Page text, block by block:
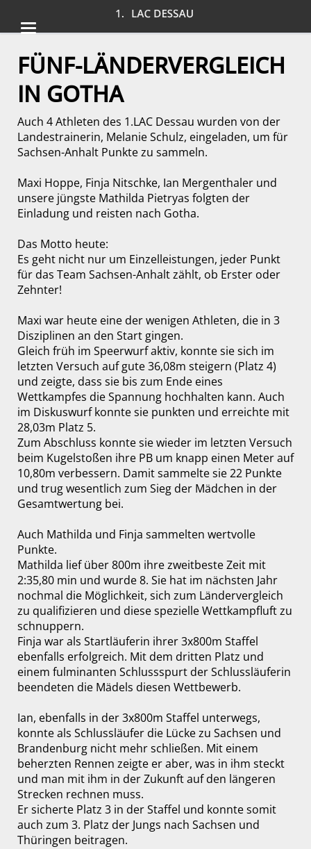
FÜNF-LÄNDERVERGLEICH
IN GOTHA
Auch 4 Athleten des 1.LAC Dessau wurden von der
Landestrainerin, Melanie Schulz, eingeladen, um für
Sachsen-Anhalt Punkte zu sammeln.
Maxi Hoppe, Finja Nitschke, Ian Mergenthaler und
unsere jüngste Mathilda Pietryas folgten der
Einladung und reisten nach Gotha.
Das Motto heute:
Es geht nicht nur um Einzelleistungen, jeder Punkt
für das Team Sachsen-Anhalt zählt, ob Erster oder
Zehnter!
Maxi war heute eine der wenigen Athleten, die in 3
Disziplinen an den Start gingen.
Gleich früh im Speerwurf aktiv, konnte sie sich im
letzten Versuch auf gute 36,08m steigern (Platz 4)
und zeigte, dass sie bis zum Ende eines
Wettkampfes die Spannung hochhalten kann. Auch
im Diskuswurf konnte sie punkten und erreichte mit
28,03m Platz 5.
Zum Abschluss konnte sie wieder im letzten Versuch
beim Kugelstoßen ihre PB um knapp einen Meter auf
10,80m verbessern. Damit sammelte sie 22 Punkte
und trug wesentlich zum Sieg der Mädchen in der
Gesamtwertung bei.
Auch Mathilda und Finja sammelten wertvolle
Punkte.
Mathilda lief über 800m ihre zweitbeste Zeit mit
2:35,80 min und wurde 8. Sie hat im nächsten Jahr
nochmal die Möglichkeit, sich zum Ländervergleich
zu qualifizieren und diese spezielle Wettkampfluft zu
schnuppern.
Finja war als Startläuferin ihrer 3x800m Staffel
ebenfalls erfolgreich. Mit dem dritten Platz und
einem fulminanten Schlussspurt der Schlussläuferin
beendeten die Mädels diesen Wettbewerb.
Ian, ebenfalls in der 3x800m Staffel unterwegs,
konnte als Schlussläufer die Lücke zu Sachsen und
Brandenburg nicht mehr schließen. Mit einem
beherzten Rennen zeigte er aber, was in ihm steckt
und man mit ihm in der Zukunft auf den längeren
Strecken rechnen muss.
Er sicherte Platz 3 in der Staffel und konnte somit
auch zum 3. Platz der Jungs nach Sachsen und
Thüringen beitragen.